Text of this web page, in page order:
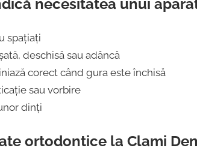
necesitatea unui
spațiați
deschisă sau adâncă
corect când gura este închisă
sau vorbire
dinți
ortodontice la Clami